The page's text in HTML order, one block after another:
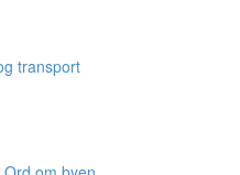
transport